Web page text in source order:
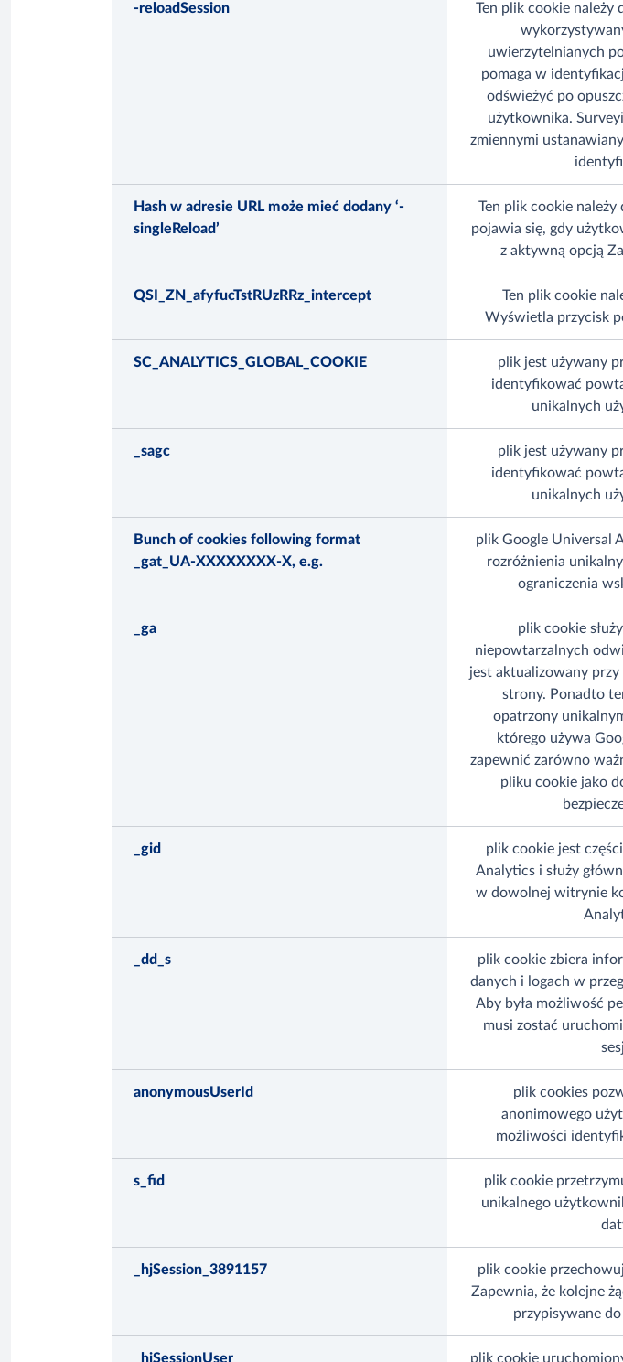
-reloadSession
Ten plik cookie należy
uwierzytelnianych
pomaga w
odświeżyć po
użytkownika.
zmiennymi
Hash w adresie URL może mieć dodany ‘-
singleReload’
Ten plik cookie
pojawia się, gdy
z aktywną opcją
QSI_ZN_afyfucTstRUzRRz_intercept
Ten plik cookie
Wyświetla przycisk
SC_ANALYTICS_GLOBAL_COOKIE
plik jest używany
identyfikować
unikalnych
_sagc
plik jest używany
identyfikować
unikalnych
Bunch of cookies following format
_gat_UA-XXXXXXXX-X, e.g.
plik Google Universal
rozróżnienia
ograniczenia
_ga
plik cookie
niepowtarzalnych
jest aktualizowany
strony. Ponadto
opatrzony
którego używa
zapewnić zarówno
pliku cookie jako
_gid
plik cookie jest
Analytics i służy
w dowolnej witrynie
_dd_s
plik cookie zbiera
danych i logach w
Aby była możliwość
musi zostać
anonymousUserId
plik cookies
anonimowego
możliwości
s_fid
plik cookie
unikalnego
_hjSession_3891157
plik cookie
Zapewnia, że kolejne
przypisywane
_hjSessionUser_ plik cookie